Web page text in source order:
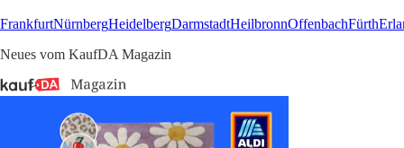
FrankfurtNürnbergHeidelbergDarmstadtHeilbronnOffenbachFürth
Neues vom KaufDA Magazin